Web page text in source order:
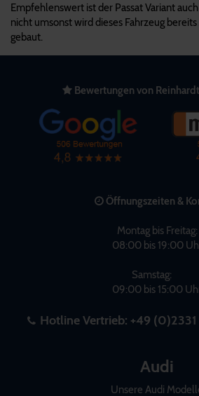
Empfehlenswert ist der Passat Variant
nicht umsonst wird dieses Fahrzeug
gebaut.
Bewertungen von
Öffnungszeiten &
Montag bis Freitag:
08:00 bis 19:00
Samstag:
09:00 bis 15:00
Hotline Vertrieb: +49
Audi
Unsere Audi